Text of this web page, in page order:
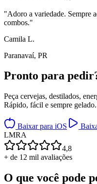
"Adoro a variedade. Sempre
combos."
Camila L.
Paranavaí, PR
Pronto para
Peça cervejas, destilados,
Rápido, fácil e sempre gelado.
Baixar para iOS
LMRA
4,8
+ de 12 mil avaliações
O que você pode